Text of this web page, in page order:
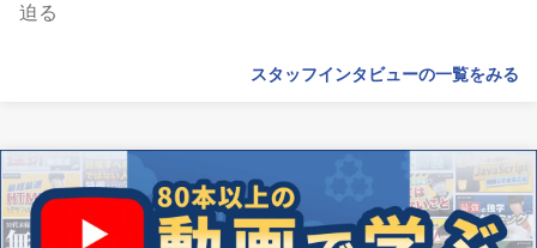
迫る
スタッフインタビューの一覧をみる